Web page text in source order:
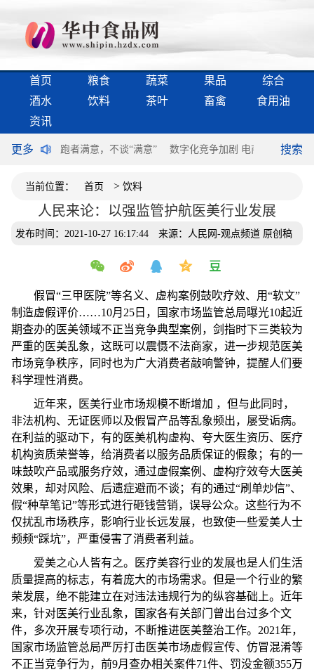
首页 粮食 蔬菜 果品
综合
酒水
饮料 茶叶 畜禽
食用油
资讯
更多
半个世纪 跑者满意，不谈“满意” 数字化竞争加剧 电商领域构建第
搜索
当前位置： 首页 > 饮料
人民来论：以强监管护航医美行业发展
发布时间：2021-10-27 16:17:44 来源：人民网-观点频道 原创稿
假冒“三甲医院”等名义、虚构案例鼓吹疗效、用“软文”
制造虚假评价……10月25日，国家市场监管总局曝光10起近
期查办的医美领域不正当竞争典型案例，剑指时下三类较为
严重的医美乱象，这既可以震慑不法商家，进一步规范医美
市场竞争秩序，同时也为广大消费者敲响警钟，提醒人们要
科学理性消费。
近年来，医美行业市场规模不断增加 ，但与此同时，
非法机构、无证医师以及假冒产品等乱象频出，屡受诟病。
在利益的驱动下，有的医美机构虚构、夸大医生资历、医疗
机构资质荣誉等，给消费者以服务品质保证的假象；有的一
味鼓吹产品或服务疗效，通过虚假案例、虚构疗效夸大医美
效果，却对风险、后遗症避而不谈；有的通过“刷单炒信”、
假“种草笔记”等形式进行砸钱营销，误导公众。这些行为不
仅扰乱市场秩序，影响行业长远发展，也致使一些爱美人士
频频“踩坑”，严重侵害了消费者利益。
爱美之心人皆有之。医疗美容行业的发展也是人们生活
质量提高的标志，有着庞大的市场需求。但是一个行业的繁
荣发展，绝不能建立在对违法违规行为的纵容基础上。近年
来，针对医美行业乱象，国家各有关部门曾出台过多个文
件，多次开展专项行动，不断推进医美整治工作。2021年，
国家市场监管总局严厉打击医美市场虚假宣传、仿冒混淆等
不正当竞争行为，前9月查办相关案件71件、罚没金额355万